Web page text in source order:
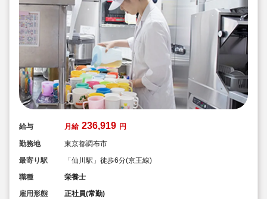
給与 月給 236,919 円
勤務地
東京都調布市
最寄り駅
「仙川駅」徒歩6分(京王線)
職種
栄養士
雇用形態
正社員(常勤)